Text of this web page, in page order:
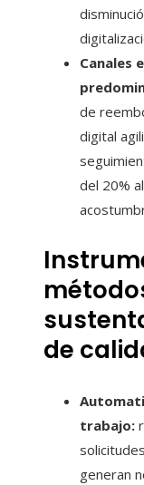
Canales
de
digital
del 20%
de
trabajo:
generan